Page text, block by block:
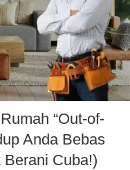
“Out-of-
Anda Bebas
Berani Cuba!)